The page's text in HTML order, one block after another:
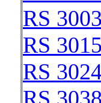
RS
RS
RS